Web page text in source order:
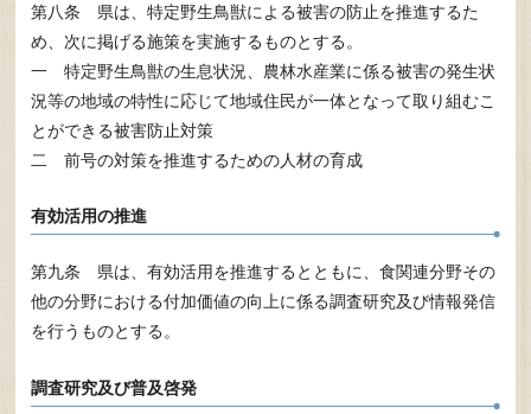
第八条 県は、特定野生鳥獣による被害の防止を推進するた
め、次に掲げる施策を実施するものとする。
一 特定野生鳥獣の生息状況、農林水産業に係る被害の発生状
況等の地域の特性に応じて地域住民が一体となって取り組むこ
とができる被害防止対策
二 前号の対策を推進するための人材の育成
有効活用の推進
第九条 県は、有効活用を推進するとともに、食関連分野その
他の分野における付加価値の向上に係る調査研究及び情報発信
を行うものとする。
調査研究及び普及啓発